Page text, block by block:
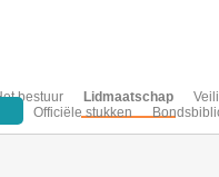
bestuur Lidmaatschap
Officiële stukken